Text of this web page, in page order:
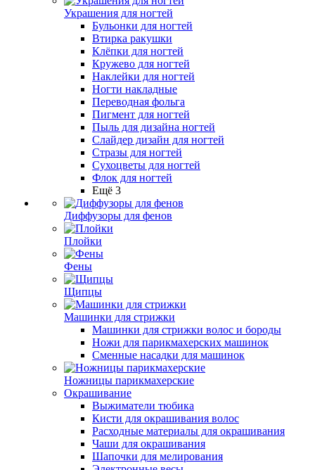
Украшения для ногтей
Бульонки для ногтей
Втирка ракушки
Клёпки для ногтей
Кружево для ногтей
Наклейки для ногтей
Ногти накладные
Переводная фольга
Пигмент для ногтей
Пыль для дизайна ногтей
Слайдер дизайн для ногтей
Стразы для ногтей
Сухоцветы для ногтей
Флок для ногтей
Ещё 3
Диффузоры для фенов
Плойки
Фены
Щипцы
Машинки для стрижки
Машинки для стрижки волос и бороды
Ножи для парикмахерских машинок
Сменные насадки для машинок
Ножницы парикмахерские
Окрашивание
Выжиматели тюбика
Кисти для окрашивания волос
Расходные материалы для окрашивания
Чаши для окрашивания
Шапочки для мелирования